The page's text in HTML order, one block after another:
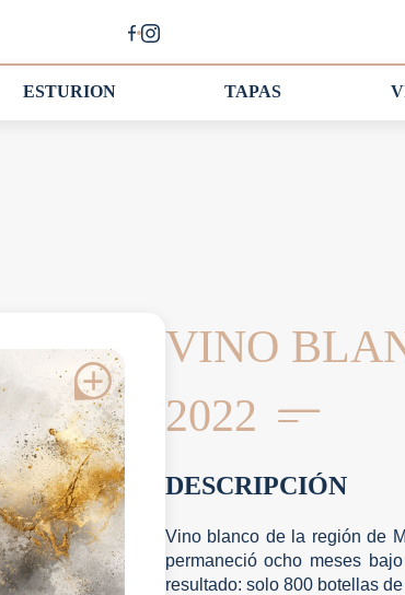
ESTURION TAPAS
VINO
2022
DESCRIPCIÓN
Vino blanco de la región de
permaneció ocho meses
resultado: solo 800 botellas